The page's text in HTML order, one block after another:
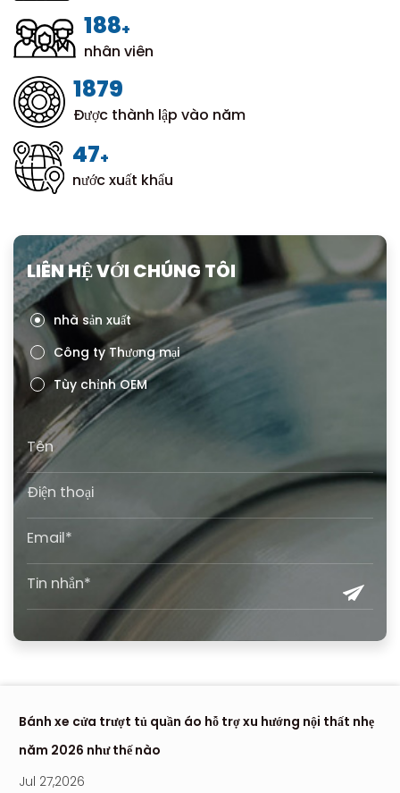
200+
nhân viên
1999
Được thành lập vào năm
50+
nước xuất khẩu
LIÊN HỆ VỚI CHÚNG TÔI
nhà sản xuất
Công ty Thương mại
Tùy chỉnh OEM
Bánh xe cửa trượt tủ quần áo hỗ trợ xu hướng nội thất nhẹ
năm 2026 như thế nào
Jul 27,2026